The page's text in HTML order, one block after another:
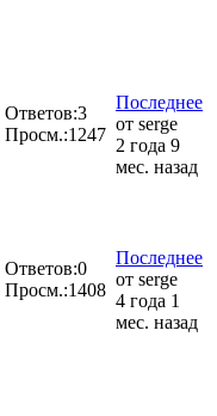
Ответов:3
Просм.:1247
Последнее
от serge
2 года 9
мес. назад
Ответов:0
Просм.:1408
Последнее
от serge
4 года 1
мес. назад